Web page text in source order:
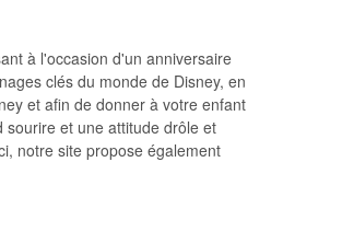
à l'occasion d'un anniversaire
clés du monde de Disney, en
et afin de donner à votre enfant
et une attitude drôle et
notre site propose également